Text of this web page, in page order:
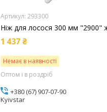
293300
Ніж для лосося 300 мм "2900"
1 437 ₴
Немає в наявності
Оптом і в роздріб
+380 (67) 907-07-90
Kyivstar